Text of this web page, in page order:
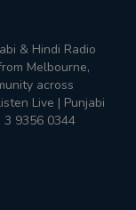
& Hindi Radio
Melbourne,
across
Live | Punjabi
3 9356 0344